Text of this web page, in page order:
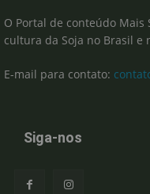
O Portal de conteúdo
cultura da Soja no Brasil e
E-mail para contato:
Siga-nos